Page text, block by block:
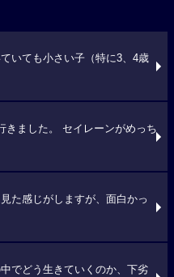
いても小さい子（特に3、4歳
きました。 セイレーンがめっち
た感じがしますが、面白かっ
でどう生きていくのか、下劣